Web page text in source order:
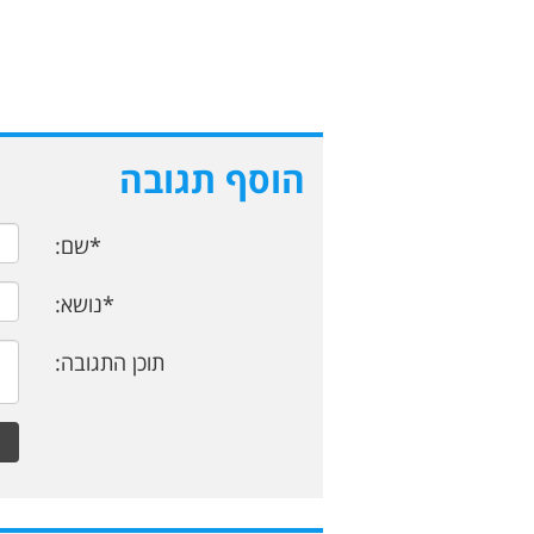
הוסף תגובה
*שם:
*נושא:
תוכן התגובה: